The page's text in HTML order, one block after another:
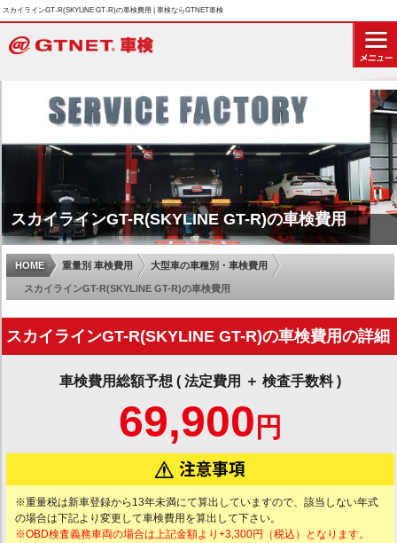
スカイラインGT-R(SKYLINE GT-R)の車検費用 | 車検ならGTNET車検
スカイラインGT-R(SKYLINE GT-R)の車検費用
HOME 重量別 車検費用 大型車の車種別・車検費用
スカイラインGT-R(SKYLINE GT-R)の車検費用
スカイラインGT-R(SKYLINE GT-R)の車検費用の詳細
車検費用総額予想 ( 法定費用 ＋ 検査手数料 )
69,900 円
※重量税は新車登録から13年未満にて算出していますので、該当しない年式
の場合は下記より変更して車検費用を算出して下さい。
※OBD検査義務車両の場合は上記金額より+3,300円（税込）となります。